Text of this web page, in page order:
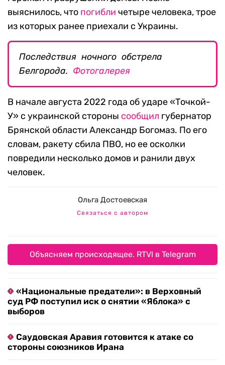
выяснилось, что погибли четыре человека, трое
из которых ранее приехали с Украины.
Последствия ночного обстрела
Белгорода. Фотогалерея
В начале августа 2022 года об ударе «Точкой-
У» с украинской стороны сообщил губернатор
Брянской области Александр Богомаз. По его
словам, ракету сбила ПВО, но ее осколки
повредили несколько домов и ранили двух
человек.
Ольга Достоевская
Связаться с автором
Объясняем происходящее. RTVI в Telegram
«Национальные предатели»: в Верховный
суд РФ поступил иск о снятии «Яблока» с
выборов
Саудовская Аравия готовится к атаке со
стороны союзников Ирана